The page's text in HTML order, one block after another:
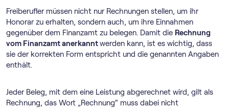
Freiberufler müssen nicht nur Rechnungen stellen, um ihr
Honorar zu erhalten, sondern auch, um ihre Einnahmen
gegenüber dem Finanzamt zu belegen. Damit die Rechnung
vom Finanzamt anerkanntwerden kann, ist es wichtig, dass
sie der korrekten Form entspricht und die genannten Angaben
enthält.
Jeder Beleg, mit dem eine Leistung abgerechnet wird, gilt als
Rechnung, das Wort „Rechnung“ muss dabei nicht